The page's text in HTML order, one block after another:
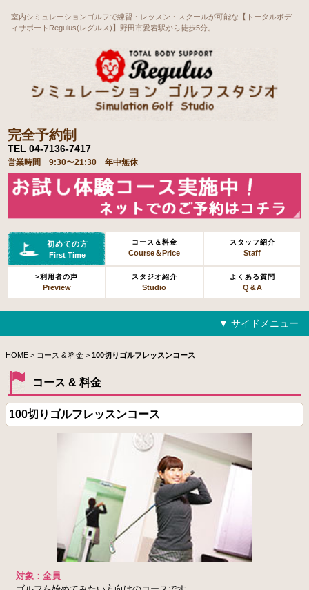
室内シミュレーションゴルフで練習・レッスン・スクールが可能な【トータルボデ
ィサポートRegulus(レグルス)】野田市愛宕駅から徒歩5分。
完全予約制
TEL 04-7136-7417
営業時間 9:30〜21:30 年中無休
初めての方
First Time
コース＆料金
Course＆Price
スタッフ紹介
Staff
>利用者の声
Preview
スタジオ紹介
Studio
よくある質問
Q＆A
▼ サイドメニュー
HOME
ジュニアコース
飛距離アップ矯正コース
バンカー＆パター攻略コース
100切りゴルフレッスンコース
ラウンドレッスンコース
フリー練習
HOME > コース & 料金 > 100切りゴルフレッスンコース
コース & 料金
100切りゴルフレッスンコース
対象：全員